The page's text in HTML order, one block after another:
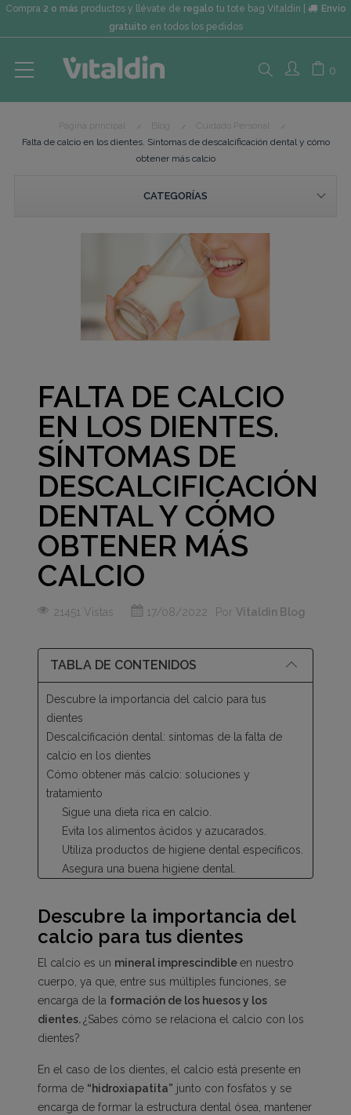
Compra 2 o más productos y llévate de regalo tu tote bag Vitaldin |
Envío
gratuito en todos los pedidos
Search
here...
0
Falta de calcio en los dientes. Síntomas de descalcificación dental y cómo
obtener más calcio
CATEGORÍAS
FALTA DE CALCIO
EN LOS DIENTES.
SÍNTOMAS DE
DESCALCIFICACIÓN
DENTAL Y CÓMO
OBTENER MÁS
CALCIO
21451 Vistas 17/08/2022 Por Vitaldin Blog
TABLA DE CONTENIDOS
Descubre la importancia del calcio para tus
dientes
Descalcificación dental: síntomas de la falta de
calcio en los dientes
Cómo obtener más calcio: soluciones y
tratamiento
Sigue una dieta rica en calcio.
Evita los alimentos ácidos y azucarados.
Utiliza productos de higiene dental específicos.
Asegura una buena higiene dental.
Descubre las gominolas con calcio de Vitaldin
Descubre la importancia del
calcio para tus dientes
El calcio es un mineral imprescindibleen nuestro
cuerpo, ya que, entre sus múltiples funciones, se
encarga de la formación de los huesos y los
dientes. ¿Sabes cómo se relaciona el calcio con los
dientes?
En el caso de los dientes, el calcio está presente en
forma de “hidroxiapatita” junto con fosfatos y se
encarga de formar la estructura dental ósea, mantener